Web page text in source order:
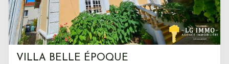
VILLA BELLE ÉPOQUE